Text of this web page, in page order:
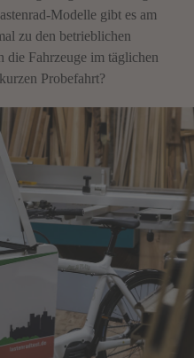
Modelle gibt es am
zu den betrieblichen
die Fahrzeuge im täglichen
Probefahrt?